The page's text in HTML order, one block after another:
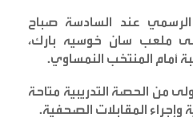
الرسمي عند السادسة صباح
ملعب سان خوسيه بارك،
أمام المنتخب النمساوي.
الدقائق الـ15 الأولى من الحصة التدريبية متاحة
وإجراء المقابلات الصحفية.